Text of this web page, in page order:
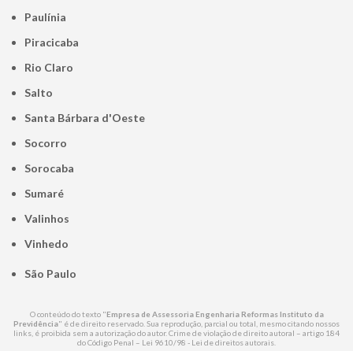
Paulínia
Piracicaba
Rio Claro
Salto
Santa Bárbara d'Oeste
Socorro
Sorocaba
Sumaré
Valinhos
Vinhedo
São Paulo
O conteúdo do texto "Empresa de Assessoria Engenharia Reformas Instituto da
Previdência" é de direito reservado. Sua reprodução, parcial ou total, mesmo citando nossos
links, é proibida sem a autorização do autor. Crime de violação de direito autoral – artigo 184
do Código Penal – Lei 9610/98 - Lei de direitos autorais